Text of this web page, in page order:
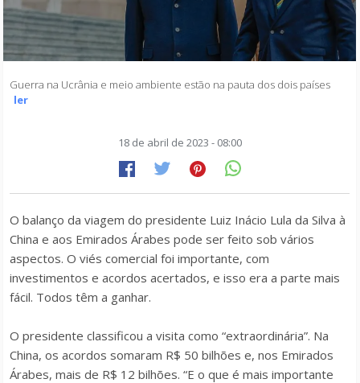
Guerra na Ucrânia e meio ambiente estão na pauta dos dois países
ler
18 de abril de 2023 - 08:00
O balanço da viagem do presidente Luiz Inácio Lula da Silva à
China e aos Emirados Árabes pode ser feito sob vários
aspectos. O viés comercial foi importante, com
investimentos e acordos acertados, e isso era a parte mais
fácil. Todos têm a ganhar.
O presidente classificou a visita como “extraordinária”. Na
China, os acordos somaram R$ 50 bilhões e, nos Emirados
Árabes, mais de R$ 12 bilhões. “E o que é mais importante